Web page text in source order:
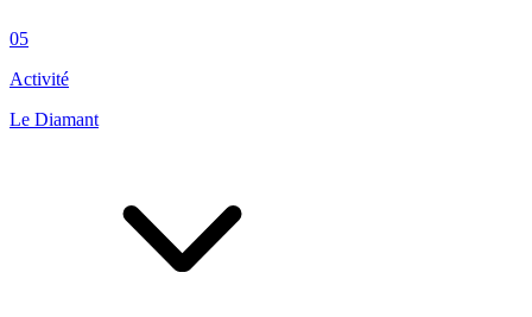
05
Activité
Le Diamant